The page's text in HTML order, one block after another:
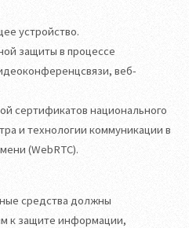
устройство.
защиты в процессе
веб-
сертификатов национального
и технологии коммуникации в
(WebRTC).
средства должны
к защите информации,